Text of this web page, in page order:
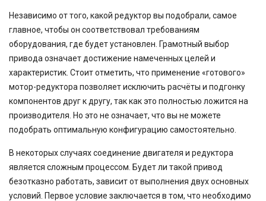
Независимо от того, какой редуктор вы подобрали, самое
главное, чтобы он соответствовал требованиям
оборудования, где будет установлен. Грамотный выбор
привода означает достижение намеченных целей и
характеристик. Стоит отметить, что применение «готового»
мотор-редуктора позволяет исключить расчёты и подгонку
компонентов друг к другу, так как это полностью ложится на
производителя. Но это не означает, что вы не можете
подобрать оптимальную конфигурацию самостоятельно.
В некоторых случаях соединение двигателя и редуктора
является сложным процессом. Будет ли такой привод
безотказно работать, зависит от выполнения двух основных
условий. Первое условие заключается в том, что необходимо